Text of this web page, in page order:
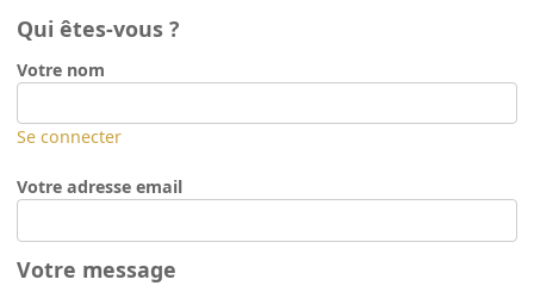
Qui êtes-vous ?
Votre nom
Se connecter
Votre adresse email
Votre message